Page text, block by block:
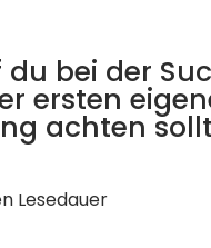
bei der
ersten
achten
Lesedauer